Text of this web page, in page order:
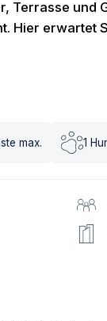
Terrasse und
Hier erwartet
max. 1